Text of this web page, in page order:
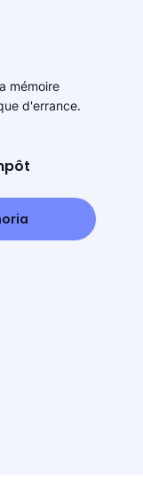
mémoire
d'errance.